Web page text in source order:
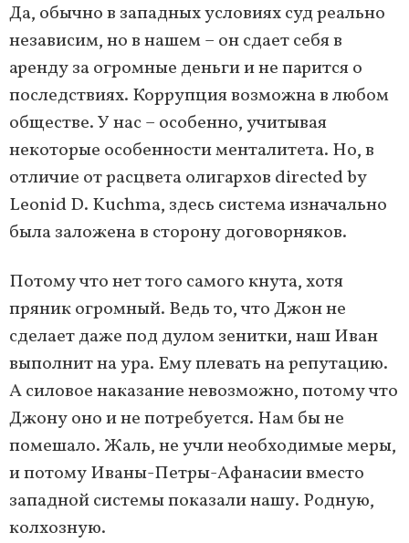
Да, обычно в западных условиях суд реально
независим, но в нашем – он сдает себя в
аренду за огромные деньги и не парится о
последствиях. Коррупция возможна в любом
обществе. У нас – особенно, учитывая
некоторые особенности менталитета. Но, в
отличие от расцвета олигархов directed by
Leonid D. Kuchma, здесь система изначально
была заложена в сторону договорняков.
Потому что нет того самого кнута, хотя
пряник огромный. Ведь то, что Джон не
сделает даже под дулом зенитки, наш Иван
выполнит на ура. Ему плевать на репутацию.
А силовое наказание невозможно, потому что
Джону оно и не потребуется. Нам бы не
помешало. Жаль, не учли необходимые меры,
и потому Иваны-Петры-Афанасии вместо
западной системы показали нашу. Родную,
колхозную.